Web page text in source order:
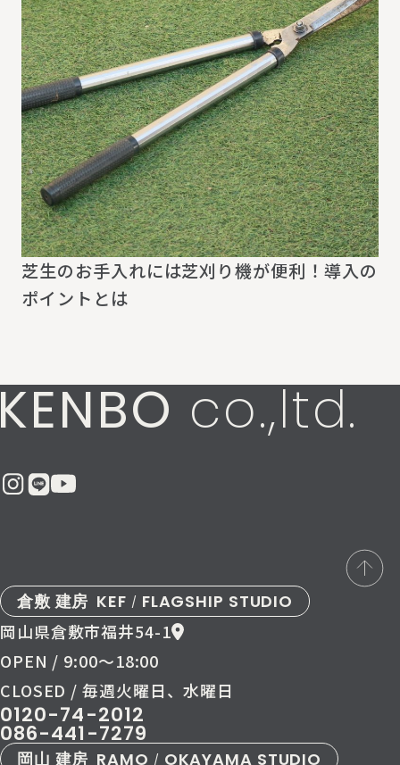
芝生のお手入れには芝刈り機が便利！導入の
ポイントとは
co.,ltd.
倉敷 建房 KEF / FLAGSHIP STUDIO
岡山県倉敷市福井54-1
OPEN / 9:00〜18:00
CLOSED / 毎週火曜日、水曜日
0120-74-2012
086-441-7279
岡山 建房 RAMO / OKAYAMA STUDIO